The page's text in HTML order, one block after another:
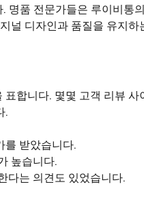
품 전문가들은 루이비통
널 디자인과 품질을 유지하
합니다. 몇몇 고객 리뷰
.
를 받았습니다.
높습니다.
다는 의견도 있었습니다.